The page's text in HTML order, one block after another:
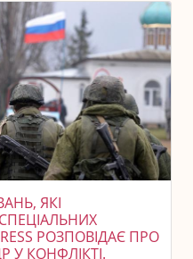
ЯКІ
РОЗПОВІДАЄ ПРО
У КОНФЛІКТІ.